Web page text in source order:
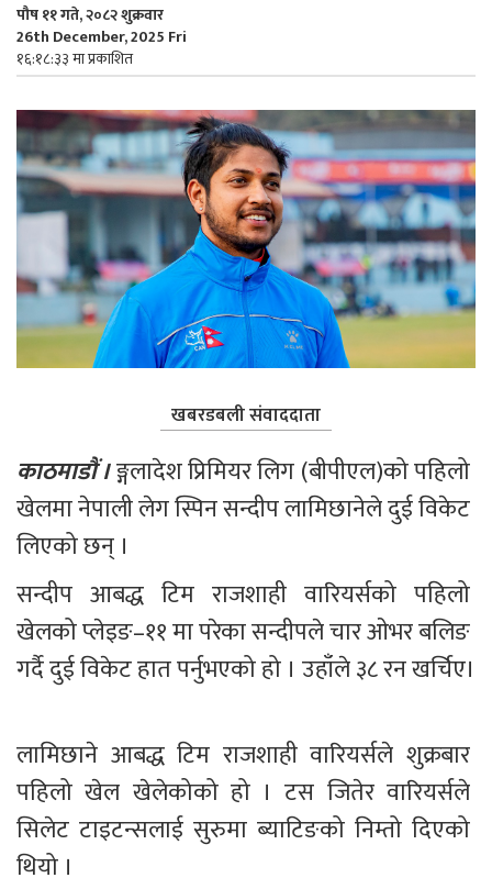
पौष ११ गते, २०८२ शुक्रवार
26th December, 2025 Fri
१६:१८:३३ मा प्रकाशित
खबरडबली संवाददाता
काठमाडौं । ङ्गलादेश प्रिमियर लिग (बीपीएल)को पहिलो
खेलमा नेपाली लेग स्पिन सन्दीप लामिछानेले दुई विकेट
लिएको छन् ।
सन्दीप आबद्ध टिम राजशाही वारियर्सको पहिलो
खेलको प्लेइङ–११ मा परेका सन्दीपले चार ओभर बलिङ
गर्दै दुई विकेट हात पर्नुभएको हो । उहाँले ३८ रन खर्चिए।
लामिछाने आबद्ध टिम राजशाही वारियर्सले शुक्रबार
पहिलो खेल खेलेकोको हो । टस जितेर वारियर्सले
सिलेट टाइटन्सलाई सुरुमा ब्याटिङको निम्तो दिएको
थियो ।